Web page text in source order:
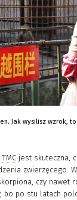
Jak wysilisz wzrok,
TMC jest skuteczna,
zwierzęcego.
czy nawet
bo po stu latach